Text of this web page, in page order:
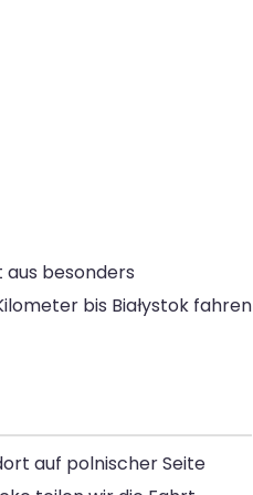
besonders
bis Białystok fahren
auf polnischer Seite